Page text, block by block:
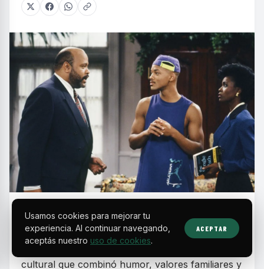
E n la década de los 90, las sitcoms
protagonizadas por actores y comunidades
negras se consolidaron como un fenómeno
cultural que combinó humor, valores familiares y
Usamos cookies para mejorar tu
experiencia. Al continuar navegando,
aceptás nuestro uso de cookies.
ACEPTAR